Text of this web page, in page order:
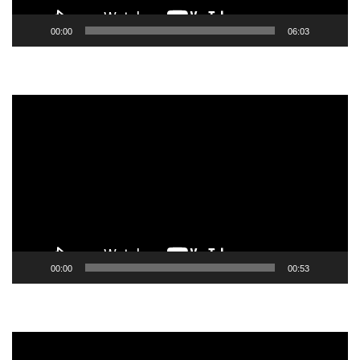
00:00 06:03
00:00 00:53